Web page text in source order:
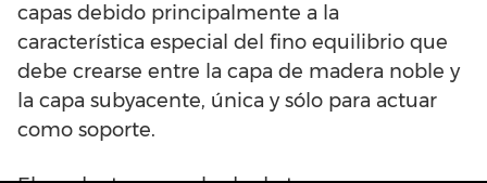
capas debido principalmente a la
característica especial del fino equilibrio que
debe crearse entre la capa de madera noble y
la capa subyacente, única y sólo para actuar
como soporte.